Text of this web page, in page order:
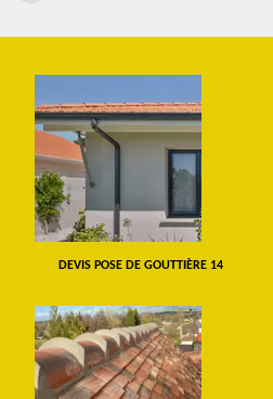
DEVIS POSE DE GOUTTIÈRE 14